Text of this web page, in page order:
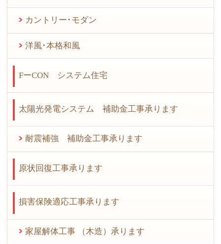
カントリー･モダン
洋風･本格和風
FーCON システム住宅
太陽光発電システム 補助金工事承ります
耐震補強 補助金工事承ります
原状回復工事承ります
損害保険適応工事承ります
家屋解体工事 （木造）承ります